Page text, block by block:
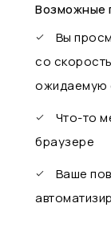
Возможные
Вы
со
ожидаемую
Что-то
браузере
Ваше